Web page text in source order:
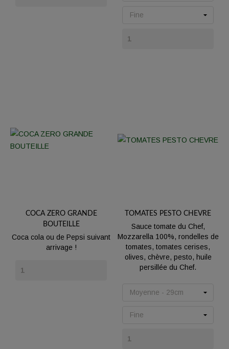
COCA ZERO GRANDE
BOUTEILLE
Coca cola ou de Pepsi suivant
arrivage !
TOMATES PESTO CHEVRE
Sauce tomate du Chef,
Mozzarella 100%, rondelles de
tomates, tomates cerises,
olives, chèvre, pesto, huile
persillée du Chef.